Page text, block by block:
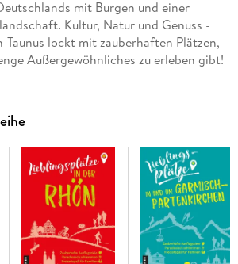
mit Burgen und einer
Kultur, Natur und Genuss -
Taunus lockt mit zauberhaften Plätzen,
Außergewöhnliches zu erleben gibt!